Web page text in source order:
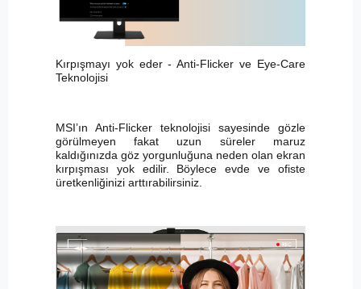
Kırpışmayı yok eder - Anti-Flicker ve Eye-Care
Teknolojisi
MSI’ın Anti-Flicker teknolojisi sayesinde gözle
görülmeyen fakat uzun süreler maruz
kaldığınızda göz yorgunluğuna neden olan ekran
kırpışması yok edilir. Böylece evde ve ofiste
üretkenliğinizi arttırabilirsiniz.